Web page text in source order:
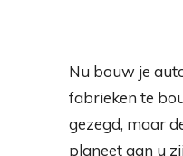
Nu bouw je
fabrieken te
gezegd, maar
planeet aan u